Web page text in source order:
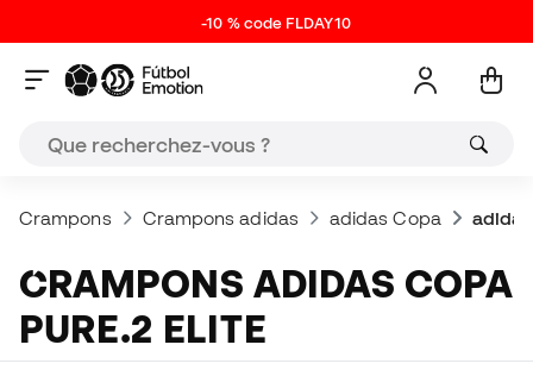
-10 % code FLDAY10
Crampons Crampons adidas adidas Copa
CRAMPONS ADIDAS COPA
PURE.2 ELITE